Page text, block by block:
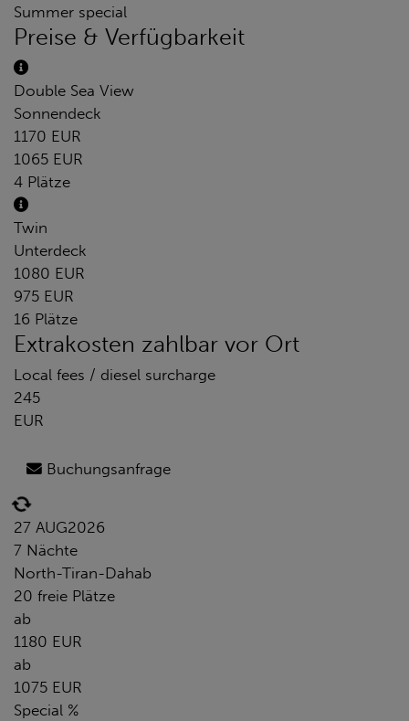
Summer special
Preise & Verfügbarkeit
Double Sea View
Sonnendeck
1170 EUR
1065 EUR
4 Plätze
Twin
Unterdeck
1080 EUR
975 EUR
16 Plätze
Extrakosten zahlbar vor Ort
Local fees / diesel surcharge
245
EUR
Buchungsanfrage
27 AUG2026
7 Nächte
North-Tiran-Dahab
20 freie Plätze
ab
1180 EUR
ab
1075 EUR
Special %